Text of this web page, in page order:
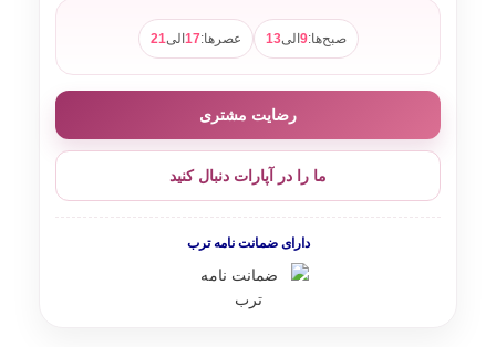
صبح‌ها:9 الی13 عصرها:17 الی21
رضایت مشتری
ما را در آپارات دنبال کنید
دارای ضمانت نامه ترب